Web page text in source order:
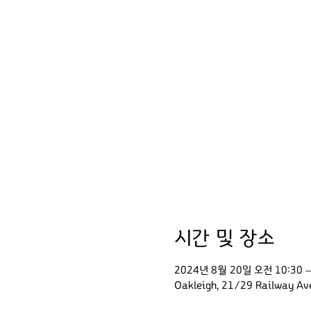
시간 및 장소
2024년 8월 20일 오전 10:30
Oakleigh, 21/29 Railway